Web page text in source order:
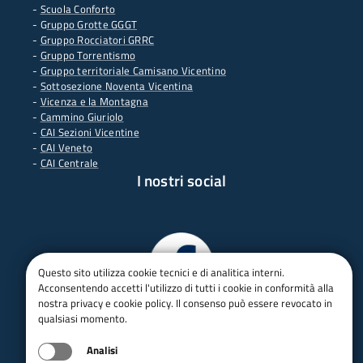
- Scuola Conforto
- Gruppo Grotte GGGT
- Gruppo Rocciatori GRRC
- Gruppo Torrentismo
- Gruppo territoriale Camisano Vicentino
- Sottosezione Noventa Vicentina
- Vicenza e la Montagna
- Cammino Giuriolo
- CAI Sezioni Vicentine
- CAI Veneto
- CAI Centrale
I nostri social
Questo sito utilizza cookie tecnici e di analitica interni.
Acconsentendo accetti l'utilizzo di tutti i cookie in conformità alla
nostra privacy e cookie policy. Il consenso può essere revocato in
qualsiasi momento.
Analisi